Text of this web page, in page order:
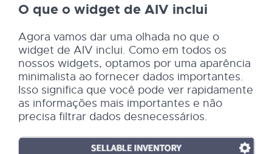
O que o widget de AIV inclui
Agora vamos dar uma olhada no que o
widget de AIV inclui. Como em todos os
nossos widgets, optamos por uma aparência
minimalista ao fornecer dados importantes.
Isso significa que você pode ver rapidamente
as informações mais importantes e não
precisa filtrar dados desnecessários.